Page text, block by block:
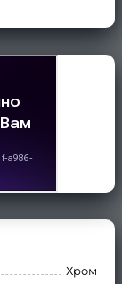
Хром